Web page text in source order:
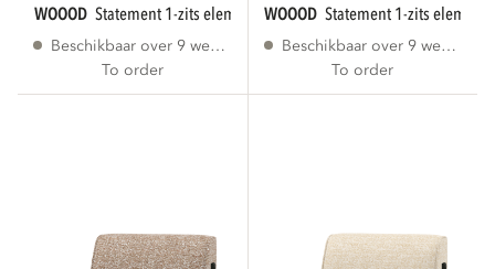
WOOOD statement 1-zits element bruin melange...
Beschikbaar over 9 weken
To order
WOOOD statement 1-zits
Beschikbaar over 9 weken
To order